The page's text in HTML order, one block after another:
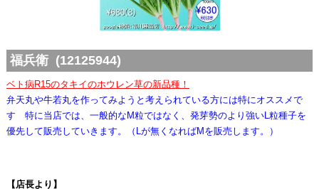
福兵衛 (12125944)
ベト病R15のタキイのホウレン草の新品種！
弁天丸や牛若丸を作ってみようと考えられている方には特にオススメで
す 特に当店では、一般的なM粒ではなく、発芽勢のより強いL粒種子を
優先して販売していきます。（Lが無くなればMを販売します。）
【店長より】